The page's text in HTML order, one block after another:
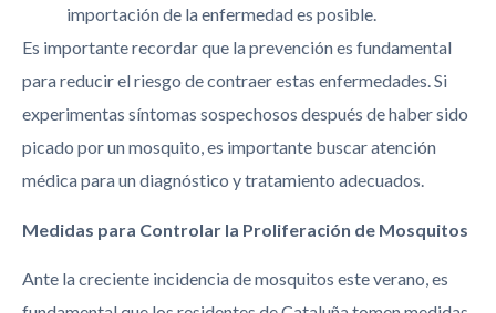
importación de la enfermedad es posible.
Es importante recordar que la prevención es fundamental
para reducir el riesgo de contraer estas enfermedades. Si
experimentas síntomas sospechosos después de haber sido
picado por un mosquito, es importante buscar atención
médica para un diagnóstico y tratamiento adecuados.
Medidas para Controlar la Proliferación de Mosquitos
Ante la creciente incidencia de mosquitos este verano, es